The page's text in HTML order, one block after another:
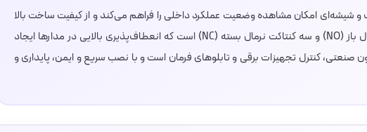
شیشه‌ای امکان مشاهده وضعیت عملکرد داخلی را فراهم می‌کند و از کیفیت ساخت بالا
بهره‌مند است. دارای سه کنتاکت نرمال باز (NO) و سه کنتاکت نرمال بسته (NC) است که انعطاف‌پذیری بالایی در مدارها ایجاد
صنعتی، کنترل تجهیزات برقی و تابلوهای فرمان است و با نصب سریع و ایمن، پایداری و